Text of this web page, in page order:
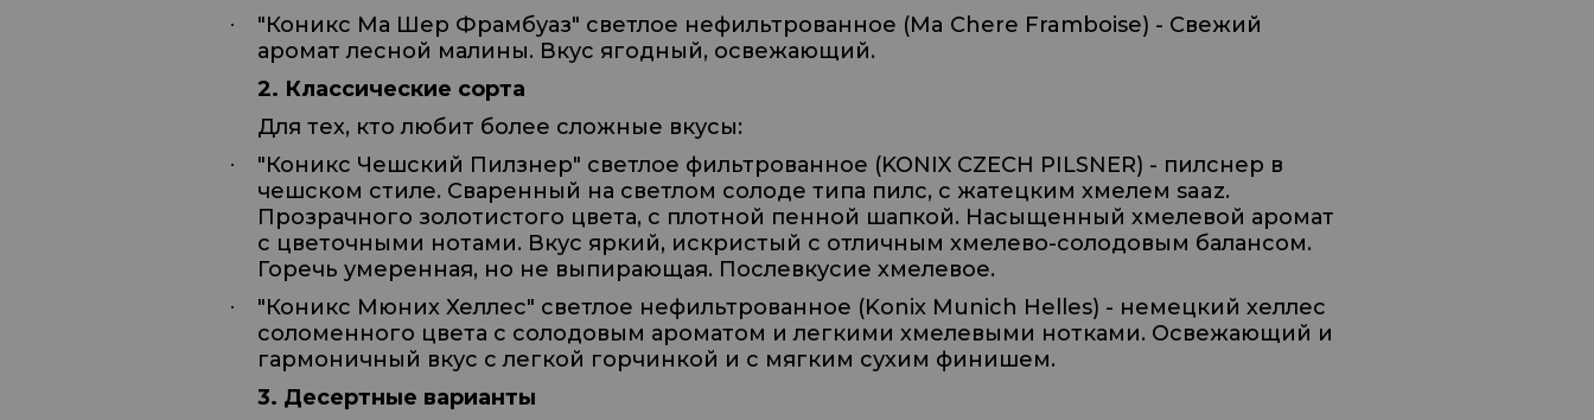
·
"Коникс Ма Шер Фрамбуаз" светлое нефильтрованное (Ma Chere Framboise) - Свежий
аромат лесной малины. Вкус ягодный, освежающий.
2. Классические сорта
Для тех, кто любит более сложные вкусы:
·
"Коникс Чешский Пилзнер" светлое фильтрованное (KONIX CZECH PILSNER) - пилснер в
чешском стиле. Сваренный на светлом солоде типа пилс, с жатецким хмелем saaz.
Прозрачного золотистого цвета, с плотной пенной шапкой. Насыщенный хмелевой аромат
с цветочными нотами. Вкус яркий, искристый с отличным хмелево-солодовым балансом.
Горечь умеренная, но не выпирающая. Послевкусие хмелевое.
· "Коникс Мюних Хеллес" светлое нефильтрованное (Konix Munich Helles) - немецкий хеллес
соломенного цвета с солодовым ароматом и легкими хмелевыми нотками. Освежающий и
гармоничный вкус с легкой горчинкой и с мягким сухим финишем.
3. Десертные варианты